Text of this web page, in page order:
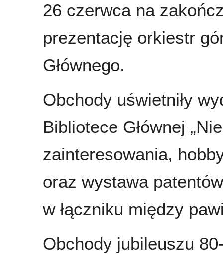
26 czerwca na
prezentację orkiestr
Głównego.
Obchody uświetniły
Bibliotece Głównej
zainteresowania,
oraz wystawa
w łączniku między
Obchody jubileuszu